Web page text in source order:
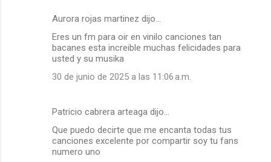
Aurora rojas martinez dijo…
Eres un fm para oir en vinilo canciones tan
bacanes esta increible muchas felicidades para
usted y su musika
30 de junio de 2025 a las 11:06 a.m.
Patricio cabrera arteaga dijo…
Que puedo decirte que me encanta todas tus
canciones excelente por compartir soy tu fans
numero uno